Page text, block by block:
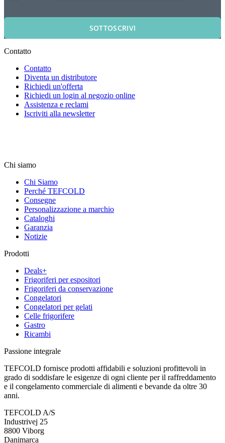
SOTTOSCRIVI
Contatto
Contatto
Diventa un distributore
Richiedi un'offerta
Richiedi un login al negozio online
Assistenza e reclami
Iscriviti alla newsletter
Chi siamo
Chi Siamo
Perché TEFCOLD
Consegne
Personalizzazione a marchio
Cataloghi
Garanzia
Notizie
Prodotti
Deals+
Frigoriferi per espositori
Frigoriferi da conservazione
Congelatori
Congelatori per gelati
Celle frigorifere
Gastro
Ricambi
Passione integrale
TEFCOLD fornisce prodotti affidabili e soluzioni profittevoli in
grado di soddisfare le esigenze di ogni cliente per il raffreddamento
e il congelamento commerciale di alimenti e bevande da oltre 30
anni.
TEFCOLD A/S
Industrivej 25
8800 Viborg
Danimarca